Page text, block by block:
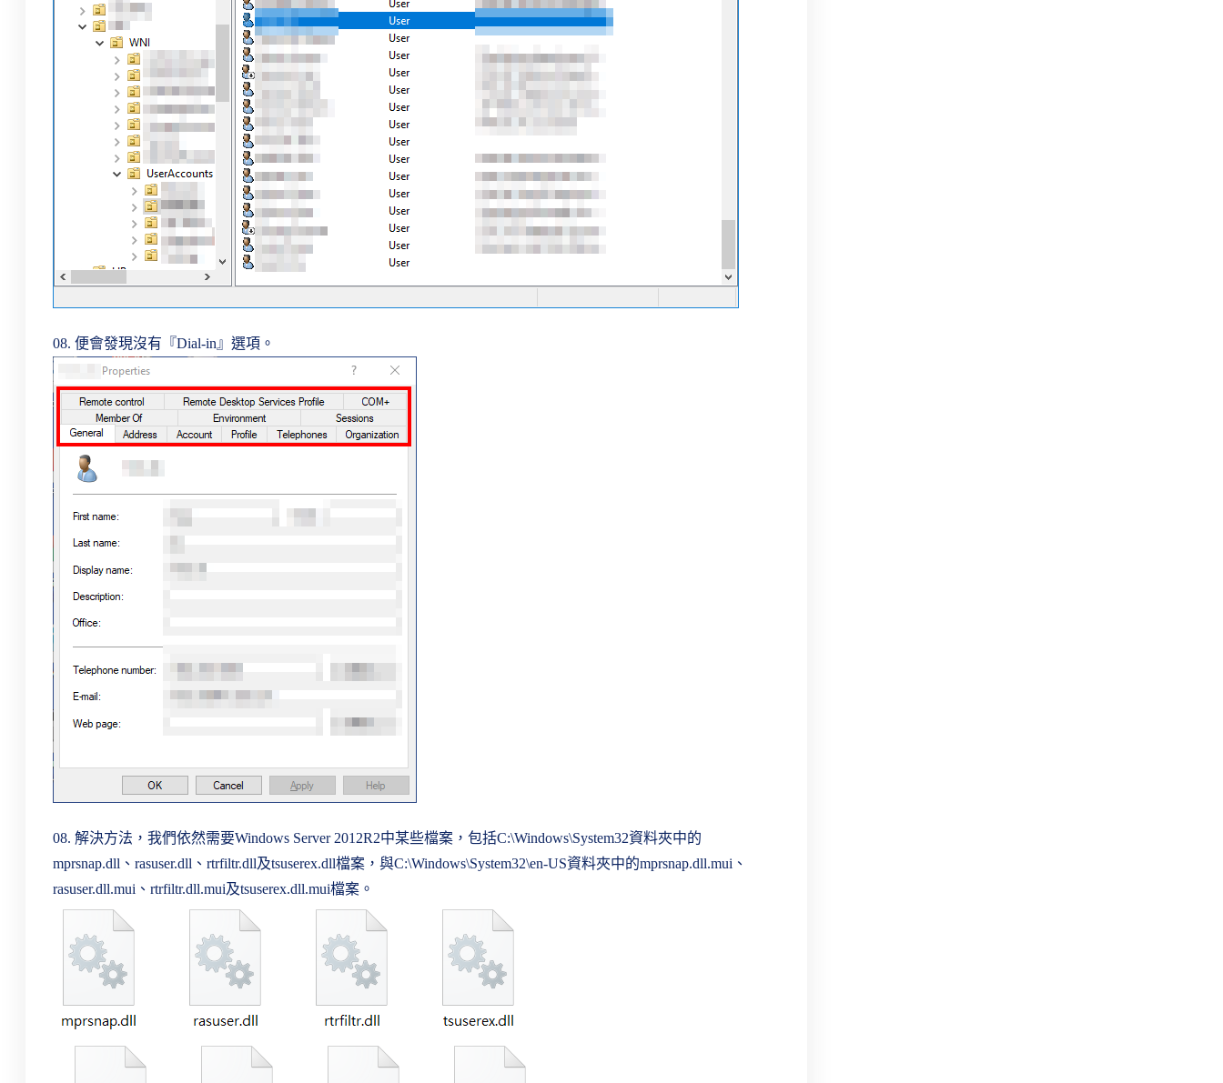
08. 便會發現沒有『Dial-in』選項。
08. 解決方法，我們依然需要Windows Server 2012R2中某些檔案，包括C:\Windows\System32資料夾中的
mprsnap.dll、rasuser.dll、rtrfiltr.dll及tsuserex.dll檔案，與C:\Windows\System32\en-US資料夾中的mprsnap.dll.mui、
rasuser.dll.mui、rtrfiltr.dll.mui及tsuserex.dll.mui檔案。